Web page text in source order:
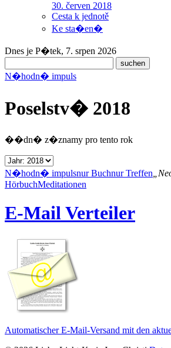
30. červen 2018
Cesta k jednotě
Ke sta�en�
Dnes je P�tek, 7. srpen 2026
N�hodn� impuls
Poselstv� 2018
��dn� z�znamy pro tento rok
N�hodn� impulsnur Buchnur Treffen
HörbuchMeditationen
E-Mail Verteiler
Automatischer E-Mail-Versand mit den